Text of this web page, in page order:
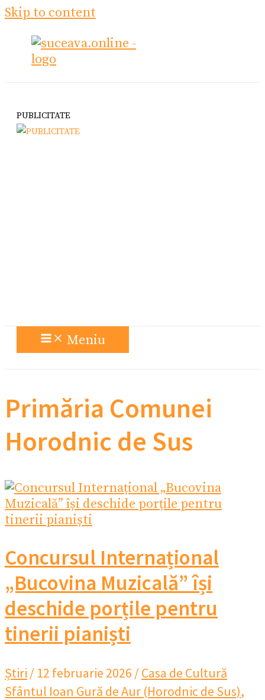
Skip to content
PUBLICITATE
Meniu
Primăria Comunei
Horodnic de Sus
Concursul Internațional
„Bucovina Muzicală” își
deschide porțile pentru
tinerii pianiști
Știri / 12 februarie 2026 /Casa de Cultură
Sfântul Ioan Gură de Aur (Horodnic de Sus),